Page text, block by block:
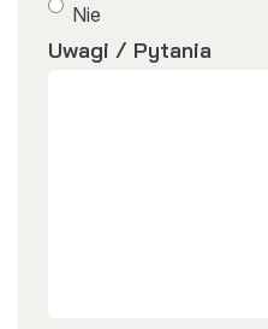
Nie
Uwagi / Pytania